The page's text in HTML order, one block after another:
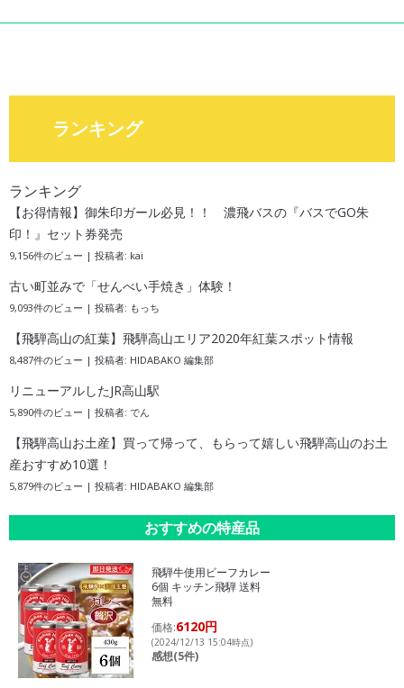
ランキング
ランキング
【お得情報】御朱印ガール必見！！ 濃飛バスの『バスでGO朱
印！』セット券発売
9,156件のビュー | 投稿者: kai
古い町並みで「せんべい手焼き」体験！
9,093件のビュー | 投稿者: もっち
【飛騨高山の紅葉】飛騨高山エリア2020年紅葉スポット情報
8,487件のビュー | 投稿者: HIDABAKO 編集部
リニューアルしたJR高山駅
5,890件のビュー | 投稿者: でん
【飛騨高山お土産】買って帰って、もらって嬉しい飛騨高山のお土
産おすすめ10選！
5,879件のビュー | 投稿者: HIDABAKO 編集部
おすすめの特産品
飛騨牛使用ビーフカレー
6個 キッチン飛騨 送料
無料
価格:6120円
(2024/12/13 15:04時点)
感想(5件)